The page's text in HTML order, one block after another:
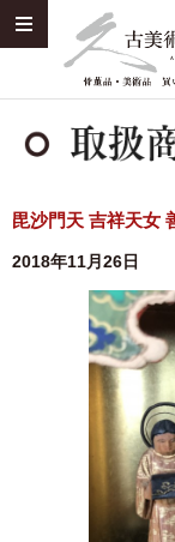
毘沙門天 吉祥天女
2018年11月26日